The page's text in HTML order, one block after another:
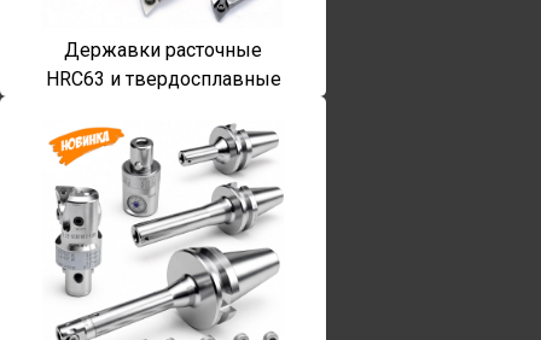
Державки расточные
HRC63 и твердосплавные